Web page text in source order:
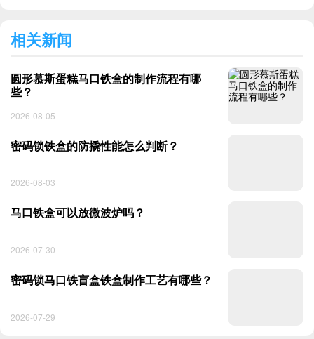
相关新闻
圆形慕斯蛋糕马口铁盒的制作流程有哪
些？
2026-08-05
密码锁铁盒的防撬性能怎么判断？
2026-08-03
马口铁盒可以放微波炉吗？
2026-07-30
密码锁马口铁盲盒铁盒制作工艺有哪些？
2026-07-29